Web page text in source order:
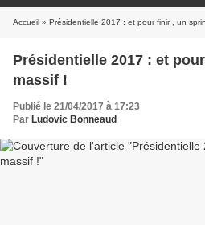
Accueil » Présidentielle 2017 : et pour finir , un
Présidentielle 2017 : et
massif !
Publié le 21/04/2017 à 17:23
Par Ludovic Bonneaud